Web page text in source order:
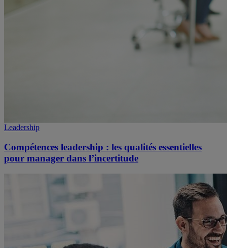
Leadership
Compétences leadership : les qualités essentielles
pour manager dans l’incertitude